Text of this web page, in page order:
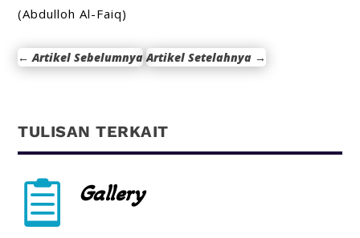
(Abdulloh Al-Faiq)
←Artikel Sebelumnya Artikel Setelahnya →
TULISAN TERKAIT
 Gallery